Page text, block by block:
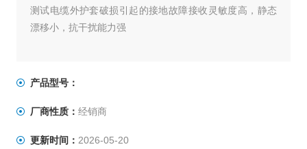
测试电缆外护套破损引起的接地故障接收灵敏度高，静态
漂移小，抗干扰能力强
产品型号：
厂商性质： 经销商
更新时间： 2026-05-20